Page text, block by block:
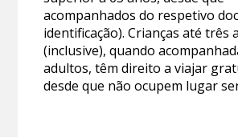
acompanhados do respetivo
identificação). Crianças até três
(inclusive), quando
adultos, têm direito a viajar
desde que não ocupem lugar